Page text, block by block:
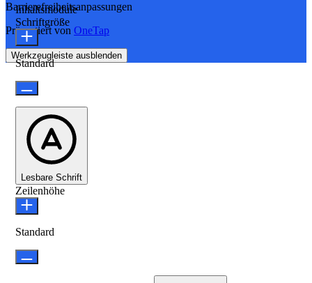
Barrierefreiheitsanpassungen
Präsentiert von OneTap
Werkzeugleiste ausblenden
Inhaltsmodule
Schriftgröße
Standard
Lesbare Schrift
Zeilenhöhe
Standard